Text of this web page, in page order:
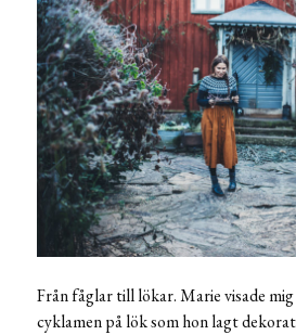
Från fåglar till lökar. Marie visade
cyklamen på lök som hon lagt